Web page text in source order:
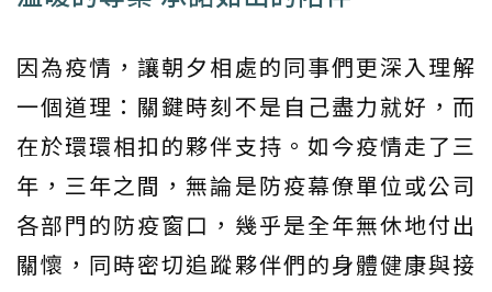
因為疫情，讓朝夕相處的同事們更深入理解
一個道理：關鍵時刻不是自己盡力就好，而
在於環環相扣的夥伴支持。如今疫情走了三
年，三年之間，無論是防疫幕僚單位或公司
各部門的防疫窗口，幾乎是全年無休地付出
關懷，同時密切追蹤夥伴們的身體健康與接